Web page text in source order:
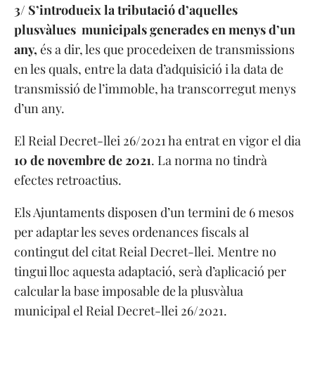
3/ S’introdueix la tributació d’aquelles
plusvàlues municipals generades en menys d’un
any, és a dir, les que procedeixen de transmissions
en les quals, entre la data d’adquisició i la data de
transmissió de l’immoble, ha transcorregut menys
d’un any.
El Reial Decret-llei 26/2021 ha entrat en vigor el dia
10 denovembrede2021. La norma no tindrà
efectes retroactius.
Els Ajuntaments disposen d’un termini de 6 mesos
per adaptar les seves ordenances fiscals al
contingut del citat Reial Decret-llei. Mentre no
tingui lloc aquesta adaptació, serà d’aplicació per
calcular la base imposable de la plusvàlua
municipal el Reial Decret-llei 26/2021.